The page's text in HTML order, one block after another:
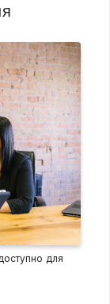
для